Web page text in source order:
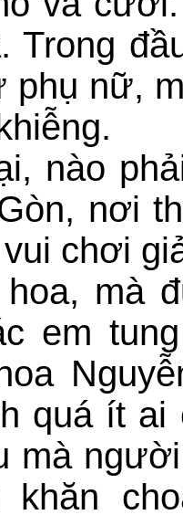
Trong
phụ nữ,
nào
nơi
chơi
mà
em
quá ít ai
mà
khăn